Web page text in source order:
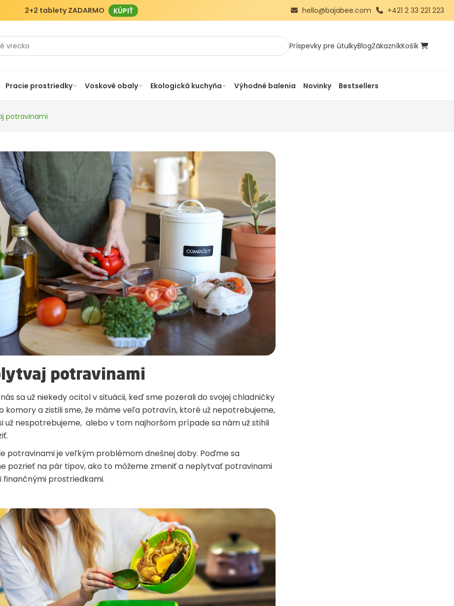
2+2 tablety ZADARMO KÚPIŤ hello@bajabee.com +421 2 33 221 223
Príspevky pre útulkyBlogZákazníkKošík
Pracie prostriedky Voskové obaly Ekologická kuchyňa Výhodné balenia Novinky Bestsellers
potravinami
potravinami
nás sa už niekedy ocitol v situácii, keď sme pozerali do svojej chladničky
komory a zistili sme, že máme veľa potravín, ktoré už nepotrebujeme,
už nespotrebujeme, alebo v tom najhoršom prípade sa nám už stihli
potravinami je veľkým problémom dnešnej doby. Poďme sa
pozrieť na pár tipov, ako to môžeme zmeniť a neplytvať potravinami
finančnými prostriedkami.